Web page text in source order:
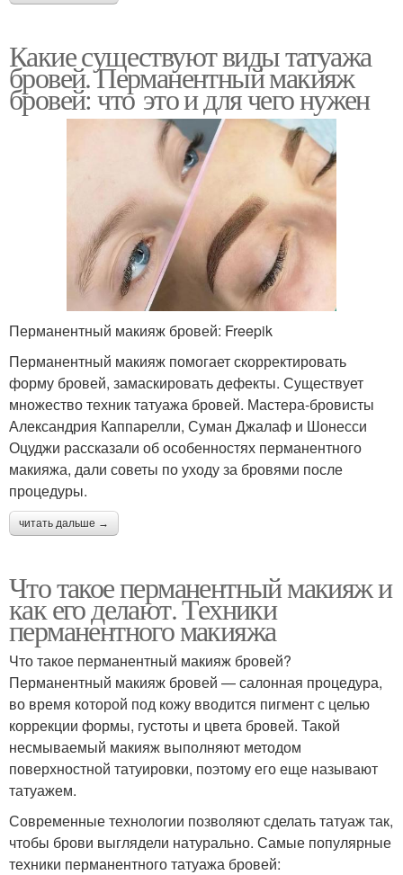
Какие существуют виды татуажа
бровей. Перманентный макияж
бровей: что это и для чего нужен
Перманентный макияж бровей: Freepik
Перманентный макияж помогает скорректировать
форму бровей, замаскировать дефекты. Существует
множество техник татуажа бровей. Мастера-бровисты
Александрия Каппарелли, Суман Джалаф и Шонесси
Оцуджи рассказали об особенностях перманентного
макияжа, дали советы по уходу за бровями после
процедуры.
читать дальше →
Что такое перманентный макияж и
как его делают. Техники
перманентного макияжа
Что такое перманентный макияж бровей?
Перманентный макияж бровей — салонная процедура,
во время которой под кожу вводится пигмент с целью
коррекции формы, густоты и цвета бровей. Такой
несмываемый макияж выполняют методом
поверхностной татуировки, поэтому его еще называют
татуажем.
Современные технологии позволяют сделать татуаж так,
чтобы брови выглядели натурально. Самые популярные
техники перманентного татуажа бровей: